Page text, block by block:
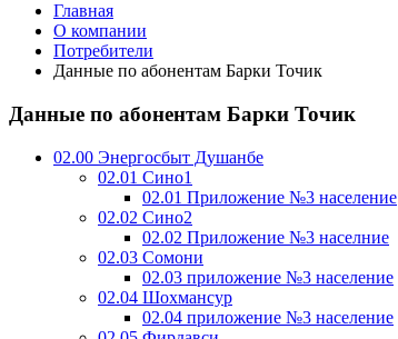
Главная
О компании
Потребители
Данные по абонентам Барки Точик
Данные по абонентам Барки Точик
02.00 Энергосбыт Душанбе
02.01 Сино1
02.01 Приложение №3 население
02.02 Сино2
02.02 Приложение №3 населние
02.03 Сомони
02.03 приложение №3 население
02.04 Шохмансур
02.04 приложение №3 население